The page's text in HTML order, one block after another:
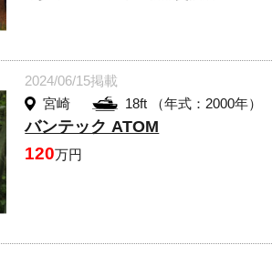
2024/06/15掲載
宮崎
18ft （年式：2000年）
バンテック ATOM
120万円